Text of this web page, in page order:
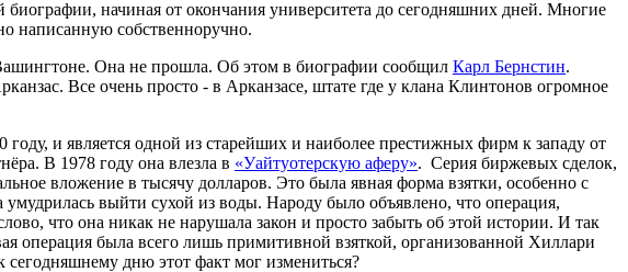
начиная от окончания университета до сегодняшних дней. Многие
написанную собственноручно.
Она не прошла. Об этом в биографии сообщил Карл Бернстин.
Все очень просто - в Арканзасе, штате где у клана Клинтонов огромное
и является одной из старейших и наиболее престижных фирм к западу от
В 1978 году она влезла в «Уайтуотерскую аферу». Серия биржевых сделок,
вложение в тысячу долларов. Это была явная форма взятки, особенно с
выйти сухой из воды. Народу было объявлено, что операция,
что она никак не нарушала закон и просто забыть об этой истории. И так
операция была всего лишь примитивной взяткой, организованной Хиллари
дню этот факт мог измениться?